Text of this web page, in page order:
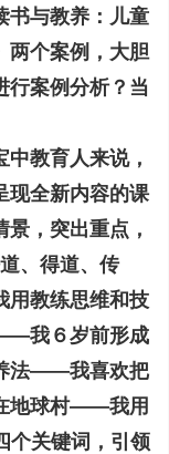
书与教养：儿童
两个案例，大胆
行案例分析？当
教育人来说，
现全新内容的课
，突出重点，
、得道、传
教练思维和技
我６岁前形成
法——我喜欢把
地球村——我用
个关键词，引领